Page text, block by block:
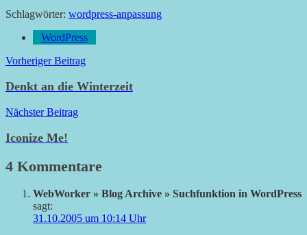
Schlagwörter: wordpress-anpassung
WordPress
Beitragsnavigation
Vorheriger Beitrag
Denkt an die Winterzeit
Nächster Beitrag
Iconize Me!
4 Kommentare
WebWorker » Blog Archive » Suchfunktion in WordPress
sagt:
31.10.2005 um 10:14 Uhr